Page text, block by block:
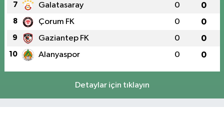
7 Galatasaray 0 0
8 Çorum FK 0 0
9 Gaziantep FK 0 0
10 Alanyaspor 0 0
Detaylar için tıklayın